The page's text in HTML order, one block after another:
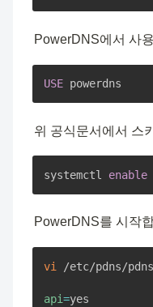
PowerDNS에서 사
USE powerdns
위 공식문서에서 스
systemctl enable
PowerDNS를 시작
vi /etc/pdns/
api=yes